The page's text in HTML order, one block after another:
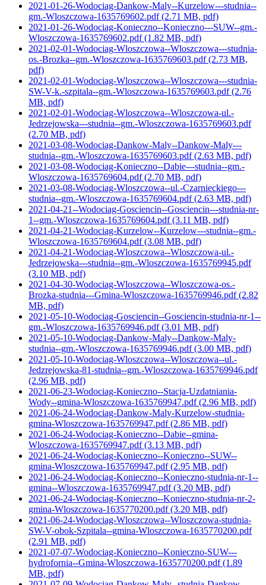
2021-01-26-Wodociag-Dankow-Maly--Kurzelow---studnia--
gm.-Wloszczowa-1635769602.pdf(2.71 MB, pdf)
2021-01-26-Wodociag-Konieczno--Konieczno---SUW--gm.-
Wloszczowa-1635769602.pdf(1.82 MB, pdf)
2021-02-01-Wodociag-Wloszczowa--Wloszczowa---studnia-
os.-Brozka--gm.-Wloszczowa-1635769603.pdf(2.73 MB,
pdf)
2021-02-01-Wodociag-Wloszczowa--Wloszczowa---studnia-
SW-V-k.-szpitala--gm.-Wloszczowa-1635769603.pdf(2.76
MB, pdf)
2021-02-01-Wodociag-Wloszczowa--Wloszczowa-ul.-
Jedrzejowska---studnia--gm.-Wloszczowa-1635769603.pdf
(2.70 MB, pdf)
2021-03-08-Wodociag-Dankow-Maly--Dankow-Maly---
studnia--gm.-Wloszczowa-1635769603.pdf(2.63 MB, pdf)
2021-03-08-Wodociag-Konieczno--Dabie---studnia--gm.-
Wloszczowa-1635769604.pdf(2.70 MB, pdf)
2021-03-08-Wodociag-Wloszczowa--ul.-Czarnieckiego---
studnia--gm.-Wloszczowa-1635769604.pdf(2.63 MB, pdf)
2021-04-21--Wodociag-Gosciencin--Gosciencin---studnia-nr-
1--gm.-Wloszczowa-1635769604.pdf(3.11 MB, pdf)
2021-04-21-Wodociag-Kurzelow--Kurzelow---studnia--gm.-
Wloszczowa-1635769604.pdf(3.08 MB, pdf)
2021-04-21-Wodociag-Wloszczowa--Wloszczowa-ul.-
Jedrzejowska---studnia--gm.-Wloszczowa-1635769945.pdf
(3.10 MB, pdf)
2021-04-30-Wodociag-Wloszczowa--Wloszczowa-os.-
Brozka-studnia---Gmina-Wloszczowa-1635769946.pdf(2.82
MB, pdf)
2021-05-10-Wodociag-Gosciencin--Gosciencin-studnia-nr-1--
gm.-Wloszczowa-1635769946.pdf(3.01 MB, pdf)
2021-05-10-Wodociag-Dankow-Maly--Dankow-Maly-
studnia--gm.-Wloszczowa-1635769946.pdf(3.00 MB, pdf)
2021-05-10-Wodociag-Wloszczowa--Wloszczowa--ul.-
Jedzrejowska-81-studnia--gm.-Wloszczowa-1635769946.pdf
(2.96 MB, pdf)
2021-06-23-Wodociag-Konieczno--Stacja-Uzdatniania-
Wody--gmina-Wloszczowa-1635769947.pdf(2.96 MB, pdf)
2021-06-24-Wodociag-Dankow-Maly-Kurzelow-studnia-
gmina-Wloszczowa-1635769947.pdf(2.86 MB, pdf)
2021-06-24-Wodociag-Konieczno--Dabie--gmina-
Wloszczowa-1635769947.pdf(3.13 MB, pdf)
2021-06-24-Wodociag-Konieczno--Konieczno--SUW--
gmina-Wloszczowa-1635769947.pdf(2.95 MB, pdf)
2021-06-24-Wodociag-Konieczno--Konieczno-studnia-nr-1--
gmina--Wloszczowa-1635769947.pdf(3.20 MB, pdf)
2021-06-24-Wodociag-Konieczno--Konieczno-studnia-nr-2-
gmina-Wloszczowa-1635770200.pdf(3.20 MB, pdf)
2021-06-24-Wodociag-Wloszczowa--Wloszczowa-studnia-
SW-V-obok-Szpitala--gmina-Wloszczowa-1635770200.pdf
(2.91 MB, pdf)
2021-07-07-Wodociag-Konieczno--Konieczno-SUW---
hydrofornia--Gmina-Wloszczowa-1635770200.pdf(1.89
MB, pdf)